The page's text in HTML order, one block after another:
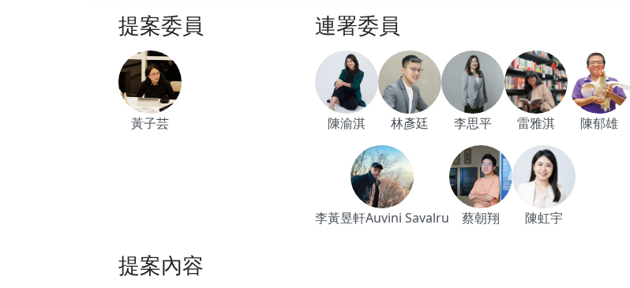
提案委員
黃子芸
連署委員
陳渝淇 林彥廷 李思平 雷雅淇 陳郁雄
李黃昱軒Auvini Savalru 蔡朝翔 陳虹宇
提案內容